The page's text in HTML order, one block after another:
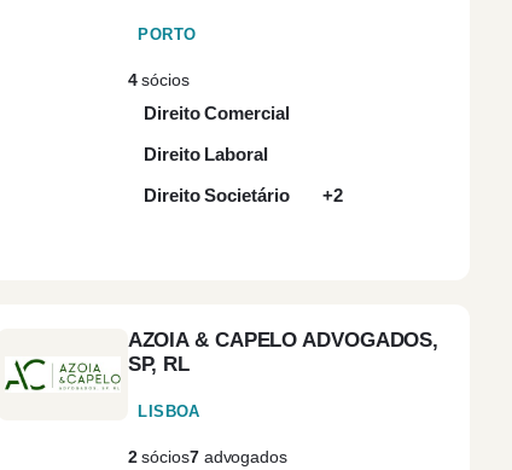
Corporate
Governance
Direito Biomédico
PORTO
4sócios
Direito Comercial
Direito Laboral
Direito Societário
+2
AZOIA & CAPELO ADVOGADOS,
SP, RL
LISBOA
2sócios7advogados